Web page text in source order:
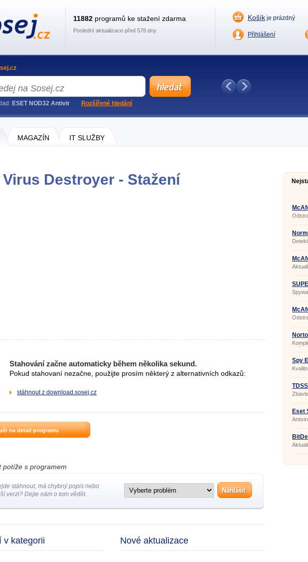
MAGAZÍN IT SLUŽBY
Destroyer - Stažení
Stahování začne automaticky během několika sekund.
Pokud stahovaní nezačne, použijte prosím některý z alternativních odkazů:
stáhnout z download.sosej.cz
na detail programu
potíže s programem
stáhnout, má chybný popis nebo
verzi? Dejte nám o tom vědět.
v kategorii Nové aktualizace
Spy
Eset
11882 programů ke stažení zdarma
Poslední aktualizace před 578 dny
Košík je prázdný
Přihlášení
ESET NOD32 Antivir Rozšířené hledání